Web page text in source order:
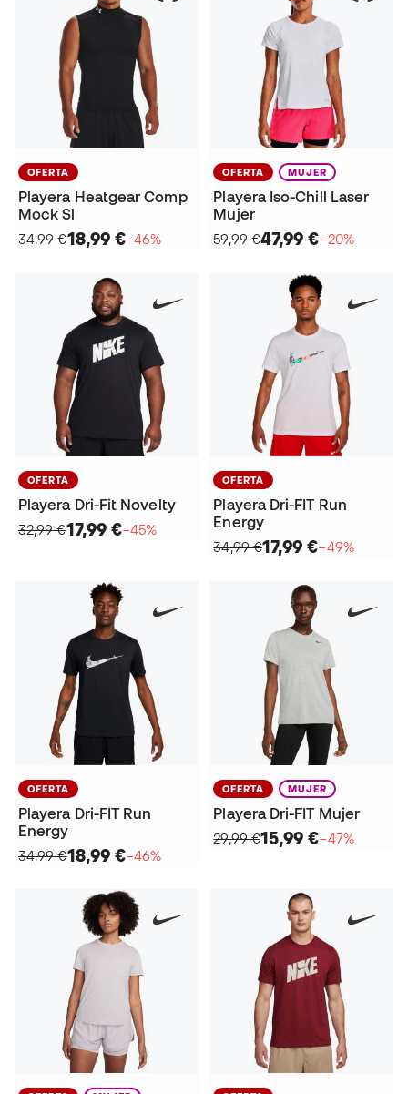
OFERTA
Playera Heatgear Comp
Mock Sl
34,99 €18,99 €−46%
OFERTA MUJER
Playera Iso-Chill Laser
Mujer
59,99 €47,99 €−20%
OFERTA
Playera Dri-Fit Novelty
32,99 €17,99 €−45%
OFERTA
Playera Dri-FIT Run
Energy
34,99 €17,99 €−49%
OFERTA
Playera Dri-FIT Run
Energy
34,99 €18,99 €−46%
OFERTA MUJER
Playera Dri-FIT Mujer
29,99 €15,99 €−47%